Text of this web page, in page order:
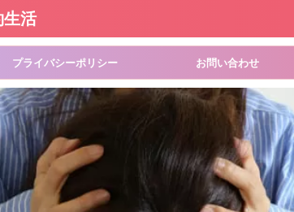
生活
プライバシーポリシー お問い合わせ